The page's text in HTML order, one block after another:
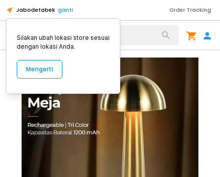
Jabodetabek ganti Order Tracking
Alat Kopi
Silakan ubah lokasi store sesuai
dengan lokasi Anda.
Mengerti